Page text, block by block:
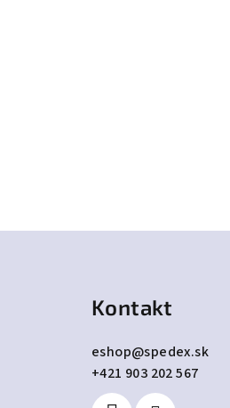
Kontakt
eshop@spedex.sk
+421 903 202 567